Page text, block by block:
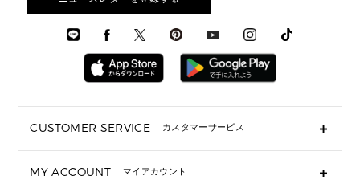
メンズ シューズ
メンズ ウェア
メンズ 時計・その他
メンズウェア
▶ メンズすべて
通勤・通学アイテム
3 IN 1 バッグ
ミニ財布・フラグメントケース
▶ 小物すべて
定期ケース・カードケース・名刺入れ
時計・ジュエリー
アクセサリー
CUSTOMER SERVICE カスタマーサービス
ギフト用にラッピングができますか？
MY ACCOUNT マイアカウント